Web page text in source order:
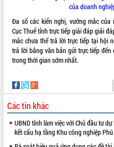
trường Nguyễn Hoàng Hiệp khảo sát
sầu riêng tại Đắk Lắk
Trình diễn nghệ thuật chế biến các
món ăn từ sầu riêng
Đắk Lắk công bố Quy hoạch và xúc
Ngành cá ngừ Đắk Lắk chủ động thích
ứng để giữ vững thị trường xuất khẩu
Diễn đàn Kinh tế tư nhân Việt Nam đột
phá cơ chế - Hợp tác công tư
Đề án 06 tạo bước ngoặt đột phá trong
cải cách hành chính tỉnh Đắk Lắk
của doanh
Đa số các kiến nghị, vướng mắc
Cục Thuế tỉnh trực tiếp giải đáp giải
mắc chưa thể trả lời trực tiếp tại hội
trả lời bằng văn bản gửi trực tiếp
trong thời gian sớm nhất.
Các tin khác
UBND tỉnh làm việc với Chủ đầu tư
kết cấu hạ tầng Khu công nghiệp